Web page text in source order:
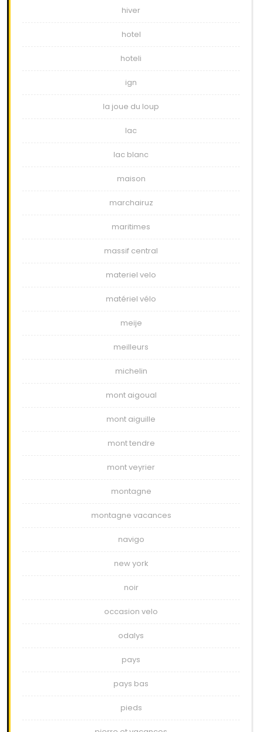
hiver
hotel
hoteli
ign
la joue du loup
lac
lac blanc
maison
marchairuz
maritimes
massif central
materiel velo
matériel vélo
meije
meilleurs
michelin
mont aigoual
mont aiguille
mont tendre
mont veyrier
montagne
montagne vacances
navigo
new york
noir
occasion velo
odalys
pays
pays bas
pieds